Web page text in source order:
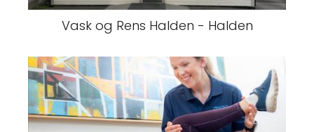
Vask og Rens Halden - Halden